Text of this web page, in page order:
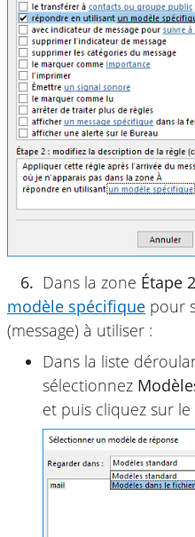
6. Dans la zone Étape 2
modèle spécifique pour
(message) à utiliser :
Dans la liste
sélectionnez
et puis cliquez sur